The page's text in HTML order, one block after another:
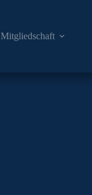
Mitgliedschaft